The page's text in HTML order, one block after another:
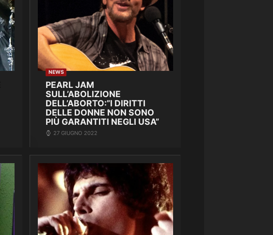
NEWS
PEARL JAM
SULL’ABOLIZIONE
DELL’ABORTO:”I DIRITTI
DELLE DONNE NON SONO
PIÙ GARANTITI NEGLI USA”
27 GIUGNO 2022